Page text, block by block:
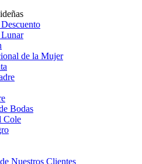
de la Mujer
Bodas
Cole
Nuestros Clientes